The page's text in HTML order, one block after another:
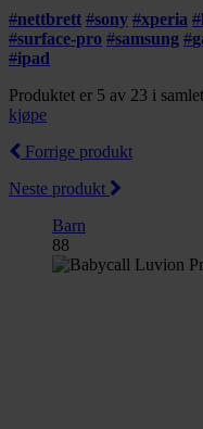
#nettbrett #sony #xperia #
#surface-pro #samsung #
#ipad
Produktet er 5 av 23 i
kjøpe
Forrige produkt
Neste produkt
Barn
88